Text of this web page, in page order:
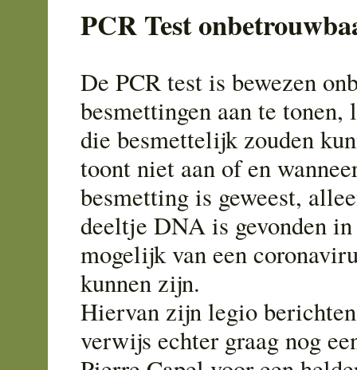
PCR Test
De PCR test is bewezen
besmettingen aan te tonen,
die besmettelijk zouden
toont niet aan of en
besmetting is geweest,
deeltje DNA is gevonden in
mogelijk van een
kunnen zijn.
Hiervan zijn legio
verwijs echter graag nog